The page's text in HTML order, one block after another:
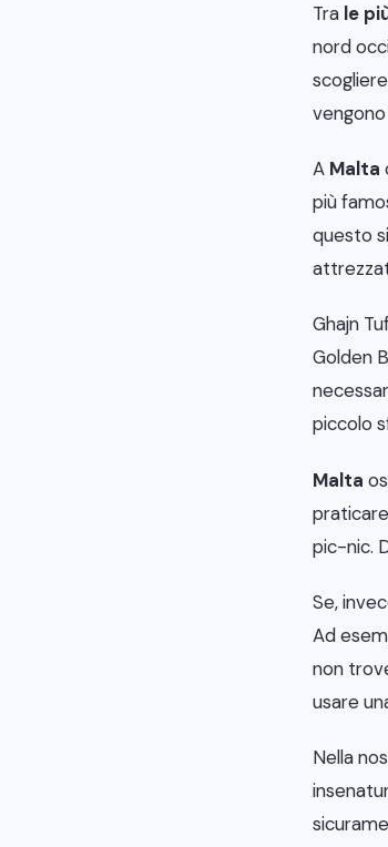
Tra le
nord
A Malta
più
questo
Ghajn
Golden
piccolo
Malta
pic-nic.
Se,
Ad
non
usare
Nella